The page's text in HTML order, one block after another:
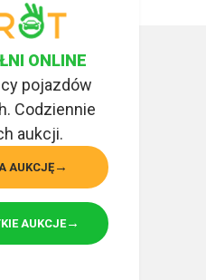
ONLINE
pojazdów
Codziennie
aukcji.
AUKCJĘ
AUKCJE